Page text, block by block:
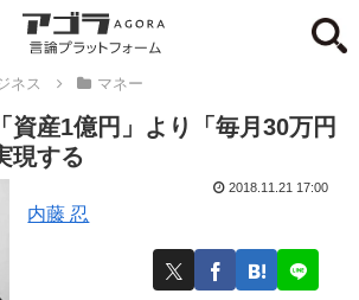
ネス マネー
資産1億円」より「毎月30万円
現する
内藤 忍
2018.11.21 17:00